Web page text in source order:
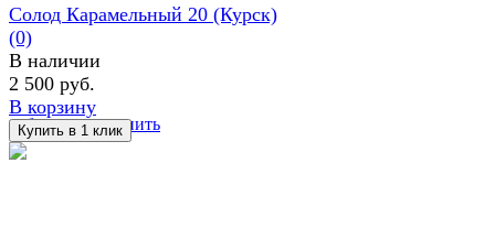
избранное сравнить
Солод Карамельный 20 (Курск)
(0)
В наличии
2 500 руб.
В корзину